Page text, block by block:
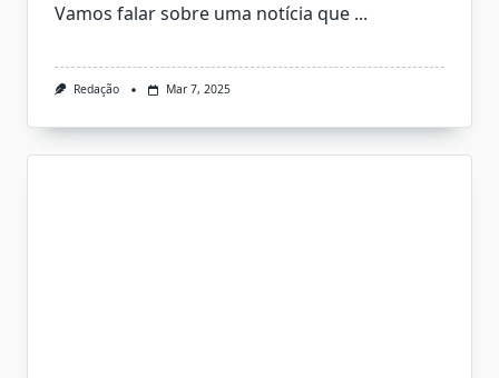
Vamos falar sobre uma notícia que ...
Redação Mar 7, 2025